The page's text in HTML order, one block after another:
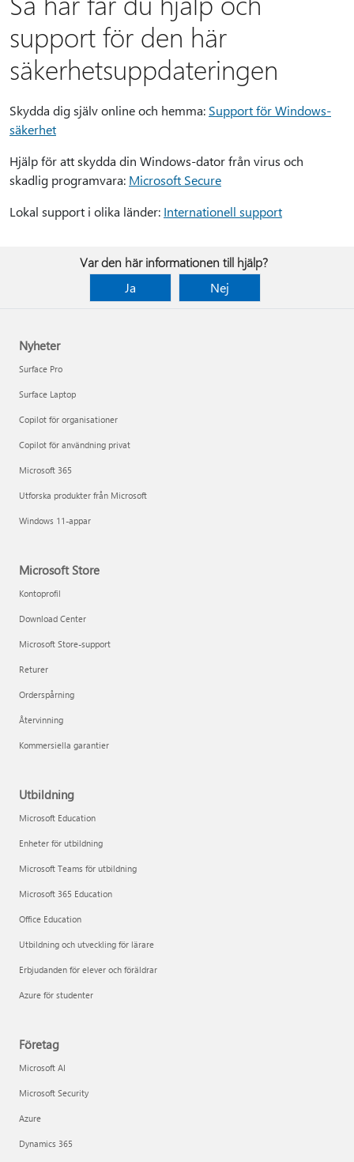
support för den här
säkerhetsuppdateringen
Skydda dig själv online och hemma: Support för Windows-
säkerhet
Hjälp för att skydda din Windows-dator från virus och
skadlig programvara: Microsoft Secure
Lokal support i olika länder: Internationell support
Var den här informationen till hjälp?
Ja
Nej
Nyheter
Surface Pro
Surface Laptop
Copilot för organisationer
Copilot för användning privat
Microsoft 365
Utforska produkter från Microsoft
Windows 11-appar
Microsoft Store
Kontoprofil
Download Center
Microsoft Store-support
Returer
Orderspårning
Återvinning
Kommersiella garantier
Utbildning
Microsoft Education
Enheter för utbildning
Microsoft Teams för utbildning
Microsoft 365 Education
Office Education
Utbildning och utveckling för lärare
Erbjudanden för elever och föräldrar
Azure för studenter
Företag
Microsoft AI
Microsoft Security
Azure
Dynamics 365